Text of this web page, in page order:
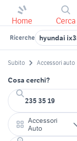
Home Cerca
Ricerche hyundai
Subito Accessori auto
Cosa cerchi?
Accessori
Auto